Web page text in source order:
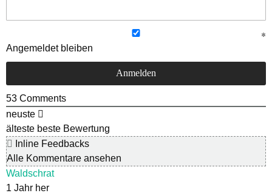
Angemeldet bleiben
53 Comments
neuste
älteste beste Bewertung
Inline Feedbacks
Alle Kommentare ansehen
Waldschrat
1 Jahr her